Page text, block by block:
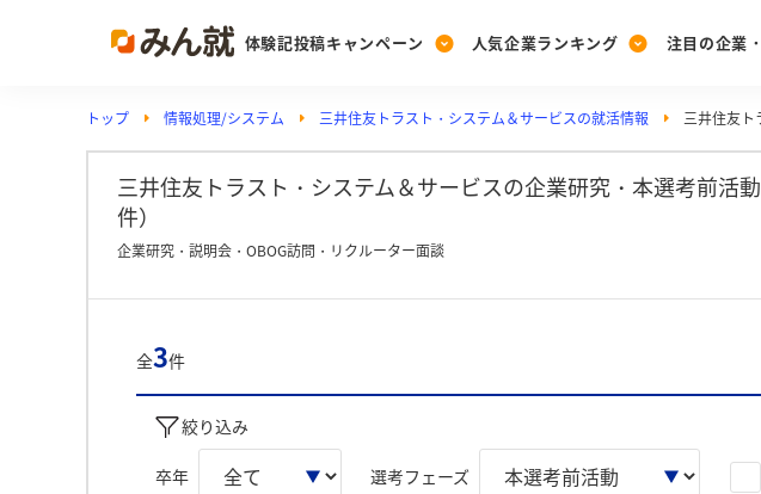
体験記投稿キャンペーン
Post
投稿する
[27卒] 本選考
人気企業ランキング
Ranking
ランキングを見る
みんなのDX企
Vote
注目の企業
PickUp
注目の企業特集
トップ 情報処理/システム 三井住友トラスト・システム＆サービスの就活情報 三井住友ト
三井住友トラスト・システム＆サービスの企業研究・本選考前活
件）
企業研究・説明会・OBOG訪問・リクルーター面談
全3件
絞り込み
卒年 選考フェーズ